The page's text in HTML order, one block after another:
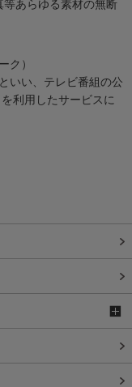
等あらゆる素材の無断
ク）
いい、テレビ番組の公
利用したサービスに